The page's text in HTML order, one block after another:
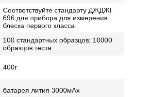
Соответствуйте стандарту ДЖДЖГ
696 для прибора для измерения
блеска первого класса
100 стандартных образцов; 10000
образцов теста
400г
батарея лития 3000мАх